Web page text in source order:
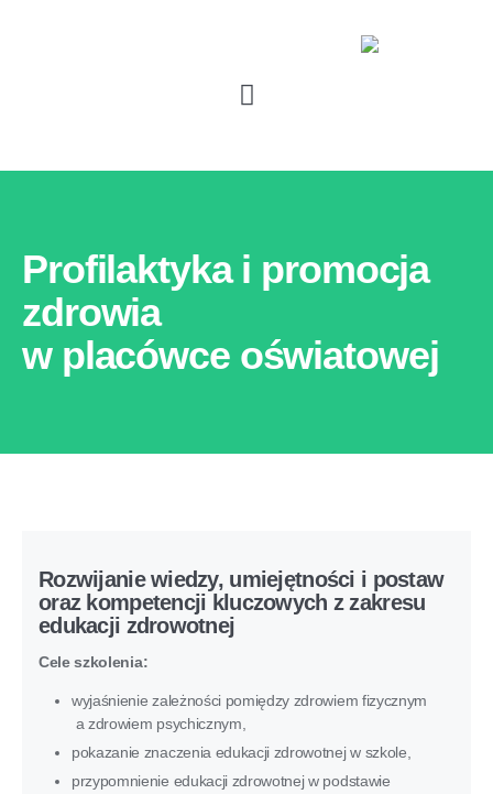
Profilaktyka i promocja
zdrowia
w placówce oświatowej
Rozwijanie wiedzy, umiejętności i postaw
oraz kompetencji kluczowych z zakresu
edukacji zdrowotnej
Cele szkolenia:
wyjaśnienie zależności pomiędzy zdrowiem fizycznym
a zdrowiem psychicznym,
pokazanie znaczenia edukacji zdrowotnej w szkole,
przypomnienie edukacji zdrowotnej w podstawie